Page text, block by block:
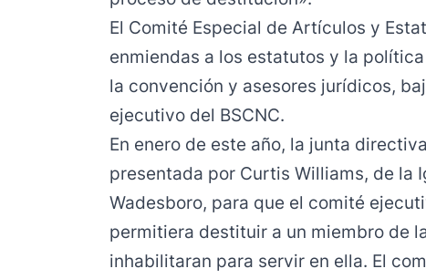
El Comité Especial de Artículos y
enmiendas a los estatutos y la
la convención y asesores jurídicos,
ejecutivo del BSCNC.
En enero de este año, la junta
presentada por Curtis Williams, de la
Wadesboro, para que el comité
permitiera destituir a un miembro de
inhabilitaran para servir en ella. El